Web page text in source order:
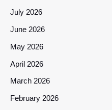
July 2026
June 2026
May 2026
April 2026
March 2026
February 2026